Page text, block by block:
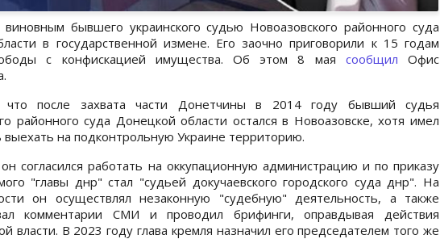
бывшего украинского судью Новоазовского районного суда
в государственной измене. Его заочно приговорили к 15 годам
с конфискацией имущества. Об этом 8 мая сообщил Офис
что после захвата части Донетчины в 2014 году бывший судья
районного суда Донецкой области остался в Новоазовске, хотя имел
выехать на подконтрольную Украине территорию.
согласился работать на оккупационную администрацию и по приказу
"главы днр" стал "судьей докучаевского городского суда днр". На
он осуществлял незаконную "судебную" деятельность, а также
комментарии СМИ и проводил брифинги, оправдывая действия
власти. В 2023 году глава кремля назначил его председателем того же